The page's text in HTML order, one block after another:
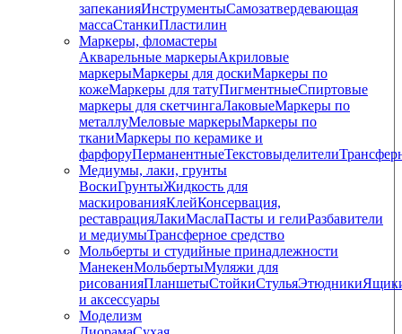
запеканияИнструментыСамозатвердевающая
массаСтанкиПластилин
Маркеры, фломастеры
Акварельные маркерыАкриловые
маркерыМаркеры для доскиМаркеры по
кожеМаркеры для татуПигментныеCпиртовые
маркеры для скетчингаЛаковыеМаркеры по
металлуМеловые маркерыМаркеры по
тканиМаркеры по керамике и
фарфоруПерманентныеТекстовыделители
Медиумы, лаки, грунты
ВоскиГрунтыЖидкость для
маскированияКлейКонсервация,
реставрацияЛакиМаслаПасты и гелиРазбавители
и медиумыТрансферное средство
Мольберты и студийные принадлежности
МанекенМольбертыМуляжи для
рисованияПланшетыСтойкиСтульяЭтюдники
и аксессуары
Моделизм